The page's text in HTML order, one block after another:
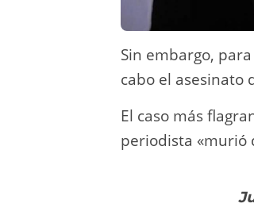
Sin embargo,
cabo el asesinato
El caso más
periodista «murió